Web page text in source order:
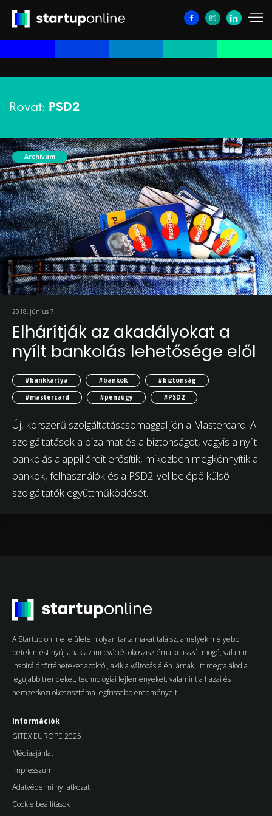
Rovat: PSD2
Archívum
2018. június 7.
Elhárítják az akadályokat a
nyílt bankolás lehetősége elől
#bankkártya #bankok
#biztonság
#mastercard
#pénzügy #PSD2
Új, korszerű szolgáltatáscsomaggal jön a Mastercard. A
szolgáltatások a bizalmat és a biztonságot, vagyis a nyílt
bankolás alappilléreit erősítik, miközben megkönnyítik a
bankok, felhasználók és a PSD2-vel belépő külső
szolgáltatók együttműködését.
A Startup online felületein olyan tartalmakat találsz, amelyek mélyebb
betekintést nyújtanak az innovációs ökoszisztéma kulisszái mögé, valamint
inspiráló történeteket azoktól, akik a változás élén járnak. Itt megtalálod a
legújabb trendeket, technológiai fejleményeket, valamint a hazai és
nemzetközi ökoszisztéma legfrissebb eredményeit.
Információk
GITEX EUROPE 2025
Médiaajánlat
Impresszum
Adatvédelmi nyilatkozat
Cookie beállítások